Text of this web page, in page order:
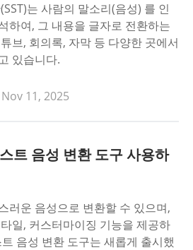
는 사람의 말소리(음성) 를 인
하여, 그 내용을 글자로 전환하는
브, 회의록, 자막 등 다양한 곳에서
있습니다.
Nov 11, 2025
트 음성 변환 도구 사용하
러운 음성으로 변환할 수 있으며,
일, 커스터마이징 기능을 제공하
음성 변환 도구는 새롭게 출시했